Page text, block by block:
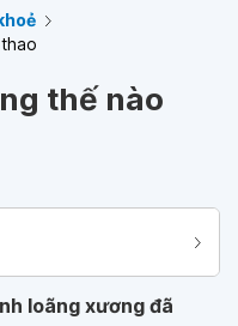
thế nào
loãng xương đã